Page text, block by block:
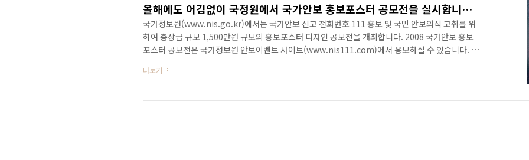
올해에도 어김없이 국정원에서 국가안보 홍보포스터 공모전을 실시합니다!!!
국가정보원(www.nis.go.kr)에서는 국가안보 신고 전화번호 111 홍보 및 국민 안보의식 고취를 위
하여 총상금 규모 1,500만원 규모의 홍보포스터 디자인 공모전을 개최합니다. 2008 국가안보 홍보
포스터 공모전은 국가정보원 안보이벤트 사이트(www.nis111.com)에서 응모하실 수 있습니다. 국
기다려주세요! 공모전에 관심 있는 분들의 많은 참여 부탁 드립니다. 1등 상금이 무려 700만원입니다
터공모전 관련하여 좋은 정보가 될 수 있을 거라고 생각합니다. 참고로, 제일 아래의 문의 전화로 전화
더보기